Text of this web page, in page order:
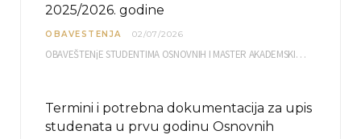
2025/2026. godine
OBAVESTENJA 02/07/2026
OBAVEŠTENjE STUDENTIMA OSNOVNIH I MASTER AKADEMSKIH STUDIJA ELEKTRONSKA PRIJAVA ISPITA za septembarski ispitni rok za…
Termini i potrebna dokumentacija za upis
studenata u prvu godinu Osnovnih